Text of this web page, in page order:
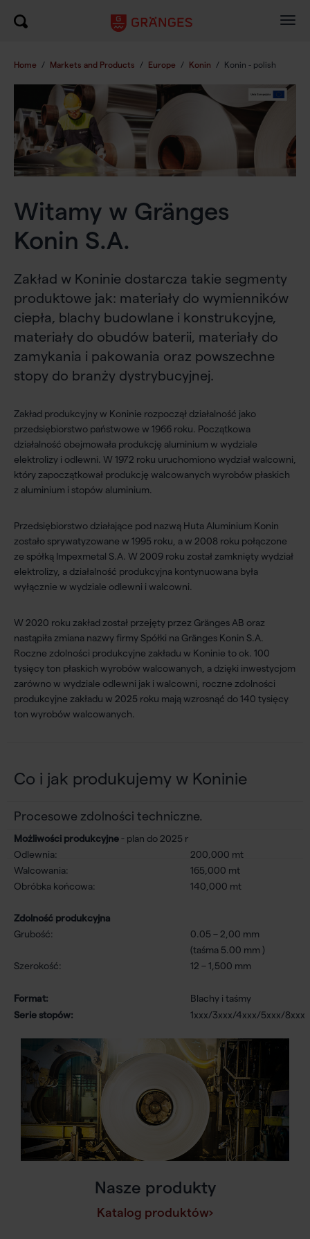
Home / Markets and Products / Europe / Konin / Konin - polish
Witamy w Gränges
Konin S.A.
Zakład w Koninie dostarcza takie segmenty
produktowe jak: materiały do wymienników
ciepła, blachy budowlane i konstrukcyjne,
materiały do obudów baterii, materiały do
zamykania i pakowania oraz powszechne
stopy do branży dystrybucyjnej.
Zakład produkcyjny w Koninie rozpoczął działalność jako
przedsiębiorstwo państwowe w 1966 roku. Początkowa
działalność obejmowała produkcję aluminium w wydziale
elektrolizy i odlewni. W 1972 roku uruchomiono wydział walcowni,
który zapoczątkował produkcję walcowanych wyrobów płaskich
z aluminium i stopów aluminium.
Przedsiębiorstwo działające pod nazwą Huta Aluminium Konin
zostało sprywatyzowane w 1995 roku, a w 2008 roku połączone
ze spółką Impexmetal S.A. W 2009 roku został zamknięty wydział
elektrolizy, a działalność produkcyjna kontynuowana była
wyłącznie w wydziale odlewni i walcowni.
W 2020 roku zakład został przejęty przez Gränges AB oraz
nastąpiła zmiana nazwy firmy Spółki na Gränges Konin S.A.
Roczne zdolności produkcyjne zakładu w Koninie to ok. 100
tysięcy ton płaskich wyrobów walcowanych, a dzięki inwestycjom
zarówno w wydziale odlewni jak i walcowni, roczne zdolności
produkcyjne zakładu w 2025 roku mają wzrosnąć do 140 tysięcy
ton wyrobów walcowanych.
Co i jak produkujemy w Koninie
Procesowe zdolności techniczne
Możliwości produkcyjne- plan do 2025 r
Odlewnia:
200,000 mt
Walcowania:
165,000 mt
Obróbka końcowa:
140,000 mt
Zdolność produkcyjna
Grubość:
0.05 – 2,00 mm
(taśma 5.00 mm )
Szerokość:
12 – 1,500 mm
Format:
Blachy i taśmy
Serie stopów:
1xxx/3xxx/4xxx/5xxx/8xxx
Nasze produkty
Katalog produktów›